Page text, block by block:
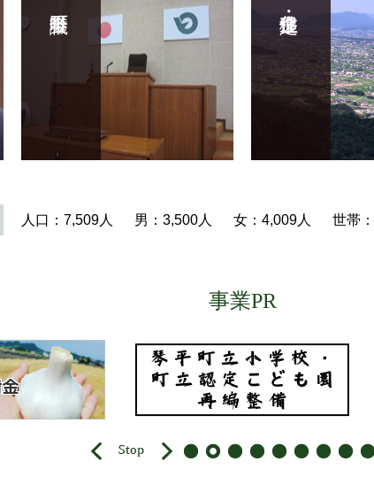
人口： 7,509人 男： 3,500人 女： 4,009人 世帯：
事業PR